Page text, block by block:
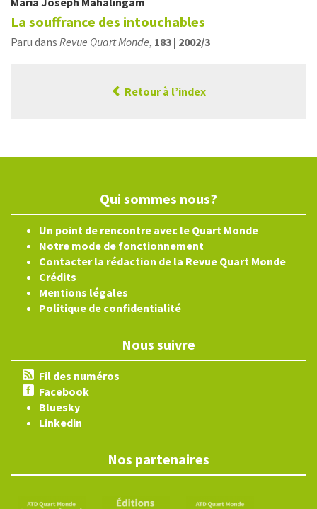
La souffrance des intouchables
Paru dans Revue Quart Monde, 183 | 2002/3
Retour à l’index
Qui sommes nous?
Un point de rencontre avec le Quart Monde
Notre mode de fonctionnement
Contacter la rédaction de la Revue Quart Monde
Crédits
Mentions légales
Politique de confidentialité
Nous suivre
Fil des numéros
Facebook
Bluesky
Linkedin
Nos partenaires